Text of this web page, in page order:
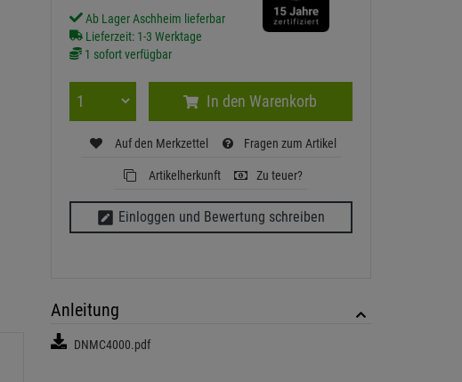
Ab Lager Aschheim lieferbar
Lieferzeit: 1-3 Werktage
1 sofort verfügbar
In den Warenkorb
Auf den Merkzettel Fragen zum Artikel
Artikelherkunft Zu teuer?
Einloggen und Bewertung schreiben
Anleitung
DNMC4000.pdf